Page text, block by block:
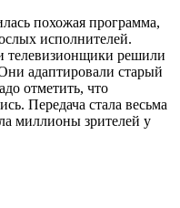
похожая программа,
исполнителей.
телевизионщики решили
адаптировали старый
отметить, что
Передача стала весьма
миллионы зрителей у